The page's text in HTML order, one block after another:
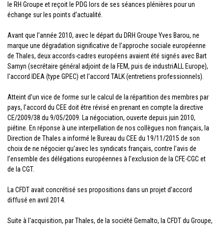
le RH Groupe et reçoit le PDG lors de ses séances plénières pour un
échange sur les points d’actualité.
Avant que l'année 2010, avec le départ du DRH Groupe Yves Barou, ne
marque une dégradation significative de l’approche sociale européenne
de Thales, deux accords-cadres européens avaient été signés avec Bart
Samyn (secrétaire général adjoint de la FEM, puis de industriALL Europe),
l'accord IDEA (type GPEC) et l'accord TALK (entretiens professionnels).
Atteint d’un vice de forme sur le calcul de la répartition des membres par
pays, l’accord du CEE doit être révisé en prenant en compte la directive
CE/2009/38 du 9/05/2009. La négociation, ouverte depuis juin 2010,
piétine. En réponse à une interpellation de nos collègues non français, la
Direction de Thales a informé le Bureau du CEE du 19/11/2015 de son
choix de ne négocier qu’avec les syndicats français, contre l’avis de
l’ensemble des délégations européennes à l’exclusion de la CFE-CGC et
de la CGT.
La CFDT avait concrétisé ses propositions dans un projet d’accord
diffusé en avril 2014.
Suite à l'acquisition, par Thales, de la société Gemalto, la CFDT du Groupe,